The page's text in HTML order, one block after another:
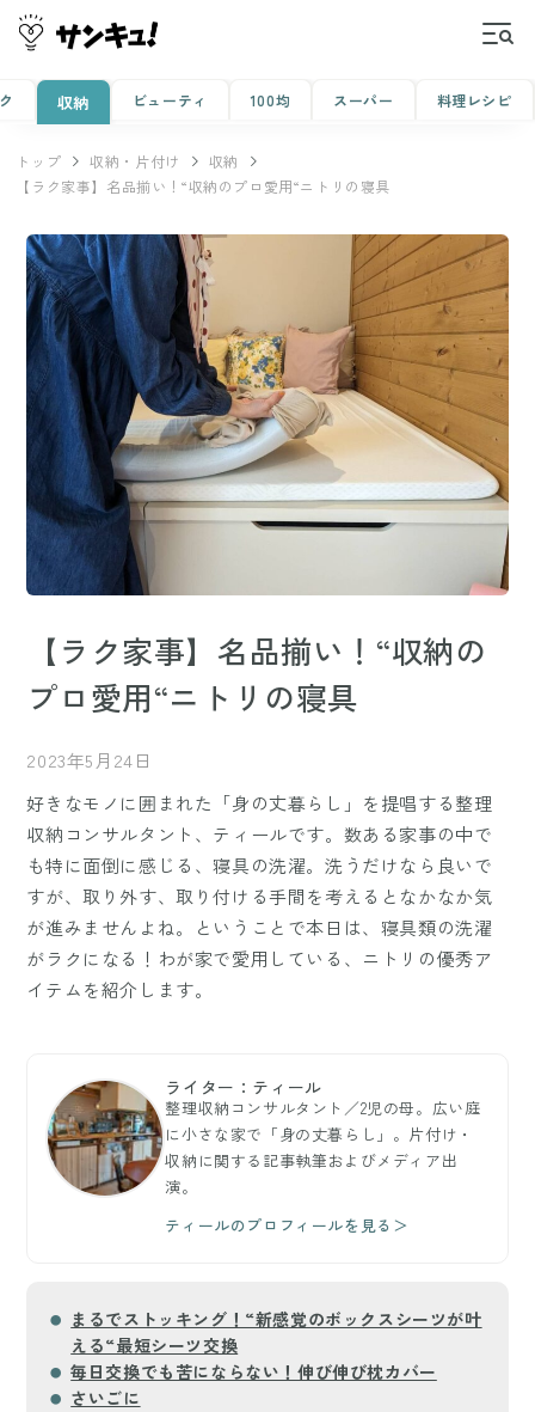
収納 ビューティ 100均 スーパー 料理レシピ
トップ 収納・片付け
収納
【ラク家事】名品揃い！“収納のプロ愛用“ニトリの寝具
【ラク家事】名品揃い！“収納の
プロ愛用“ニトリの寝具
2023年5月24日
好きなモノに囲まれた「身の丈暮らし」を提唱する整理
収納コンサルタント、ティールです。数ある家事の中で
も特に面倒に感じる、寝具の洗濯。洗うだけなら良いで
すが、取り外す、取り付ける手間を考えるとなかなか気
が進みませんよね。ということで本日は、寝具類の洗濯
がラクになる！わが家で愛用している、ニトリの優秀ア
イテムを紹介します。
ライター：ティール
整理収納コンサルタント／2児の母。広い庭
に小さな家で「身の丈暮らし」。片付け・
収納に関する記事執筆およびメディア出
演。
ティールのプロフィールを見る＞
まるでストッキング！“新感覚のボックスシーツが叶
える“最短シーツ交換
毎日交換でも苦にならない！伸び伸び枕カバー
さいごに